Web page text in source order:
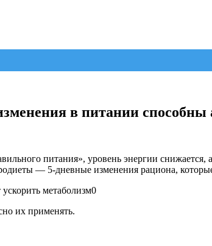
в питании способны
питания», уровень энергии
— 5-дневные изменения рациона,
их применять.